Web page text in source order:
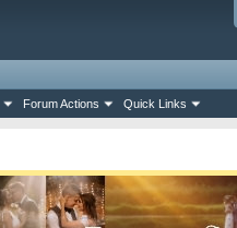
Forum Actions Quick Links